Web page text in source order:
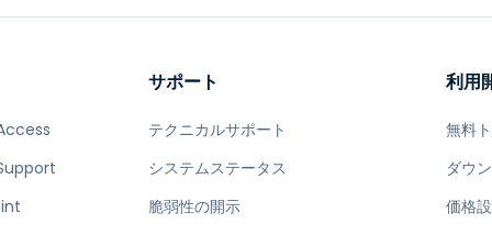
サポート
テクニカルサポート
システムステータス
脆弱性の開示
利用
無料
ダウ
価格